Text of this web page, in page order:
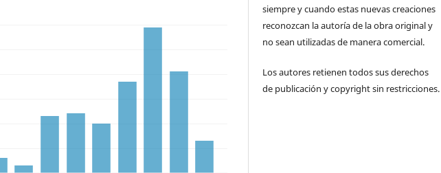
siempre y cuando estas nuevas creaciones
reconozcan la autoría de la obra original y
no sean utilizadas de manera comercial.
Los autores retienen todos sus derechos
de publicación y copyright sin restricciones.